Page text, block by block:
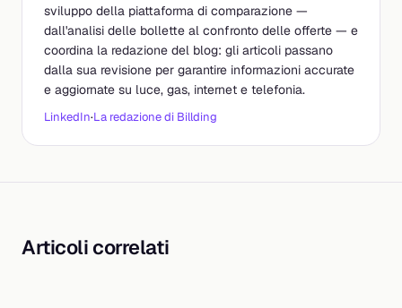
sviluppo della piattaforma di comparazione —
dall'analisi delle bollette al confronto delle offerte — e
coordina la redazione del blog: gli articoli passano
dalla sua revisione per garantire informazioni accurate
e aggiornate su luce, gas, internet e telefonia.
LinkedIn·La redazione di Billding
Articoli correlati